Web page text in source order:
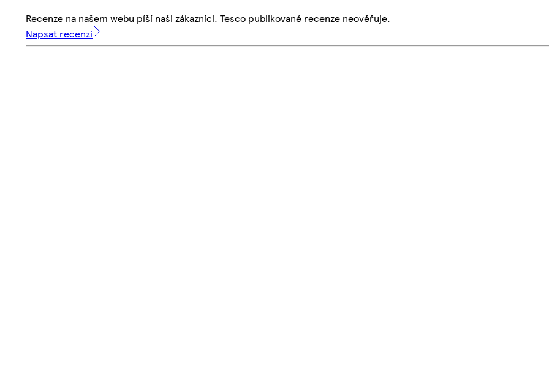
Recenze na našem webu píší naši zákazníci. Tesco publikované recenze neověřuje.
Napsat recenzi